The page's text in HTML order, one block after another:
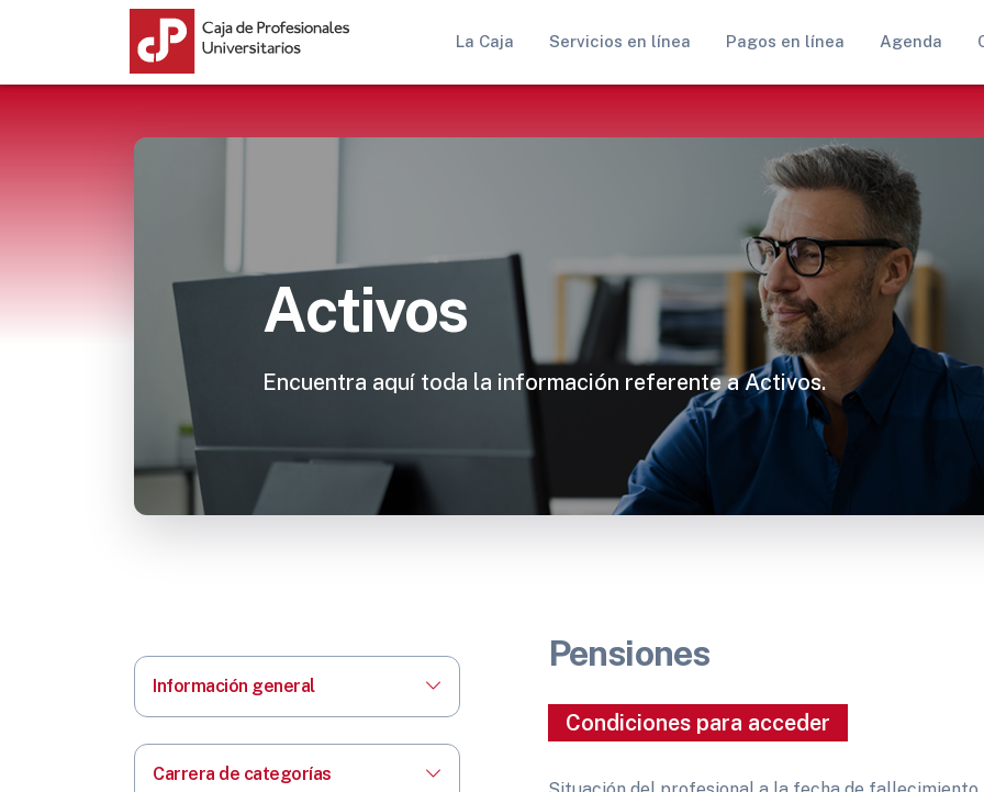
La Caja Servicios en línea Pagos en línea Agenda
Activos
Encuentra aquí toda la información referente a Activos.
Información general
Carrera de categorías
Pensiones
Condiciones para acceder